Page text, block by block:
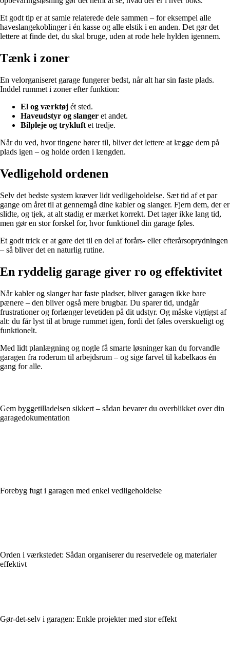
Et godt tip er at samle relaterede dele sammen – for eksempel alle
haveslangekoblinger i én kasse og alle elstik i en anden. Det gør det
lettere at finde det, du skal bruge, uden at rode hele hylden igennem.
Tænk i zoner
En velorganiseret garage fungerer bedst, når alt har sin faste plads.
Inddel rummet i zoner efter funktion:
El og værktøj ét sted.
Haveudstyr og slanger et andet.
Bilpleje og trykluft et tredje.
Når du ved, hvor tingene hører til, bliver det lettere at lægge dem på
plads igen – og holde orden i længden.
Vedligehold ordenen
Selv det bedste system kræver lidt vedligeholdelse. Sæt tid af et par
gange om året til at gennemgå dine kabler og slanger. Fjern dem, der er
slidte, og tjek, at alt stadig er mærket korrekt. Det tager ikke lang tid,
men gør en stor forskel for, hvor funktionel din garage føles.
Et godt trick er at gøre det til en del af forårs- eller efterårsoprydningen
– så bliver det en naturlig rutine.
En ryddelig garage giver ro og effektivitet
Når kabler og slanger har faste pladser, bliver garagen ikke bare
pænere – den bliver også mere brugbar. Du sparer tid, undgår
frustrationer og forlænger levetiden på dit udstyr. Og måske vigtigst af
alt: du får lyst til at bruge rummet igen, fordi det føles overskueligt og
funktionelt.
Med lidt planlægning og nogle få smarte løsninger kan du forvandle
garagen fra roderum til arbejdsrum – og sige farvel til kabelkaos én
gang for alle.
Gem byggetilladelsen sikkert – sådan bevarer du overblikket over din
garagedokumentation
Forebyg fugt i garagen med enkel vedligeholdelse
Orden i værkstedet: Sådan organiserer du reservedele og materialer
effektivt
Gør-det-selv i garagen: Enkle projekter med stor effekt